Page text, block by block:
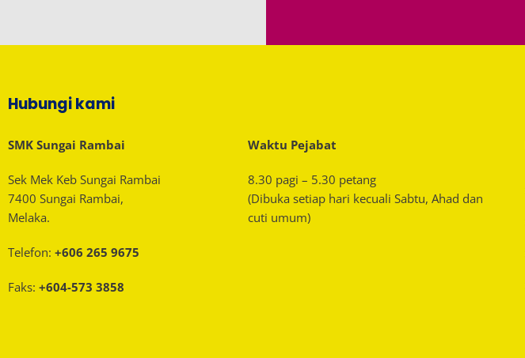
Hubungi kami
SMK Sungai Rambai
Sek Mek Keb Sungai Rambai
7400 Sungai Rambai,
Melaka.
Telefon: +606 265 9675
Faks: +604-573 3858
Waktu Pejabat
8.30 pagi – 5.30 petang
(Dibuka setiap hari kecuali Sabtu, Ahad dan
cuti umum)